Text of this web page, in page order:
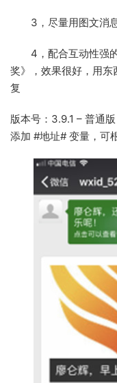
3，尽量用图文消息
4，配合互动性强的
奖》，效果很好，用
复
版本号：3.9.1 – 普通版
添加 #地址# 变量，可